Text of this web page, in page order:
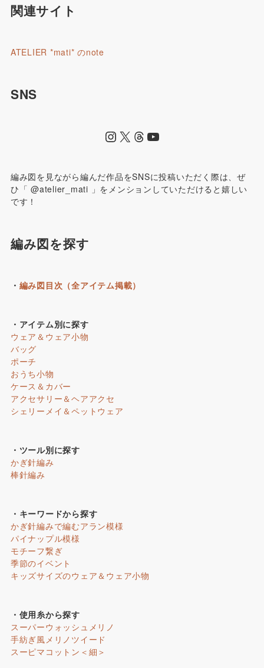
関連サイト
ATELIER *mati* のnote
SNS
編み図を見ながら編んだ作品をSNSに投稿いただく際は、ぜ
ひ「 @atelier_mati 」をメンションしていただけると嬉しい
です！
編み図を探す
・ 編み図目次（全アイテム掲載）
・アイテム別に探す
ウェア＆ウェア小物
バッグ
ポーチ
おうち小物
ケース＆カバー
アクセサリー＆ヘアアクセ
シェリーメイ＆ペットウェア
・ツール別に探す
かぎ針編み
棒針編み
・キーワードから探す
かぎ針編みで編むアラン模様
パイナップル模様
モチーフ繋ぎ
季節のイベント
キッズサイズのウェア＆ウェア小物
・使用糸から探す
スーパーウォッシュメリノ
手紡ぎ風メリノツイード
スーピマコットン＜細＞